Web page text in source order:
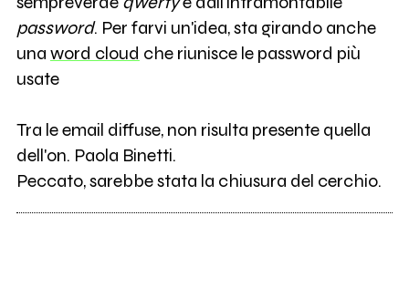
password. Per farvi un'idea, sta girando anche
una word cloud che riunisce le password più
usate
Tra le email diffuse, non risulta presente quella
dell'on. Paola Binetti.
Peccato, sarebbe stata la chiusura del cerchio.